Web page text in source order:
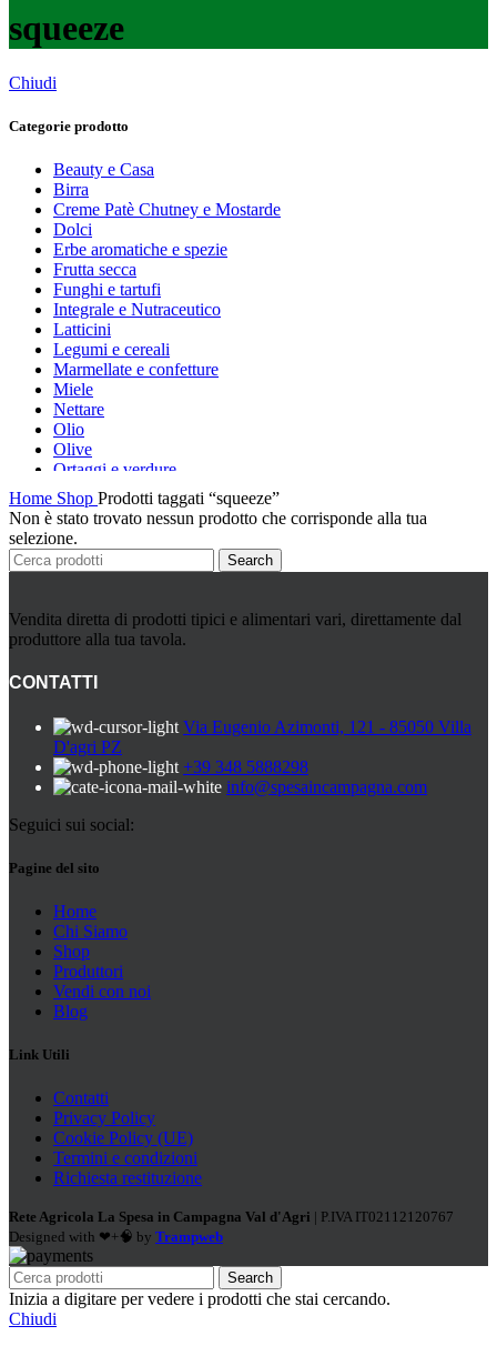
squeeze
Chiudi
Categorie prodotto
Beauty e Casa
Birra
Creme Patè Chutney e Mostarde
Dolci
Erbe aromatiche e spezie
Frutta secca
Funghi e tartufi
Integrale e Nutraceutico
Latticini
Legumi e cereali
Marmellate e confetture
Miele
Nettare
Olio
Olive
Ortaggi e verdure
Pasta, farine e pangrattato
Peperoncino
Peperoni Cruschi
Prodotti da forno
Rafano
Sott’oli e conserve
Sughi pronti e passate
Tisane
Vino e liquori
Zuppe secche e pronte
Home Shop Prodotti taggati “squeeze”
Non è stato trovato nessun prodotto che corrisponde alla tua
selezione.
Search
Vendita diretta di prodotti tipici e alimentari vari, direttamente dal
produttore alla tua tavola.
CONTATTI
Via Eugenio Azimonti, 121 - 85050 Villa
D'agri PZ
+39 348 5888298
info@spesaincampagna.com
Seguici sui social:
Pagine del sito
Home
Chi Siamo
Shop
Produttori
Vendi con noi
Blog
Link Utili
Contatti
Privacy Policy
Cookie Policy (UE)
Termini e condizioni
Richiesta restituzione
Rete Agricola La Spesa in Campagna Val d'Agri | P.IVA IT02112120767
Designed with ❤+🧠 by Trampweb
Search
Inizia a digitare per vedere i prodotti che stai cercando.
Chiudi